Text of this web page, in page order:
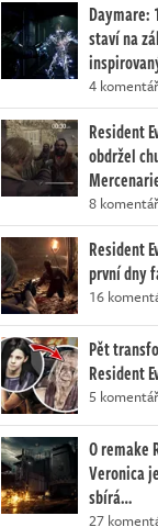
Daymare:
staví na
4
Resident
obdržel
8
Resident
první dny
16
Pět
Resident
5
O remake
Veronica
sbírá…
27